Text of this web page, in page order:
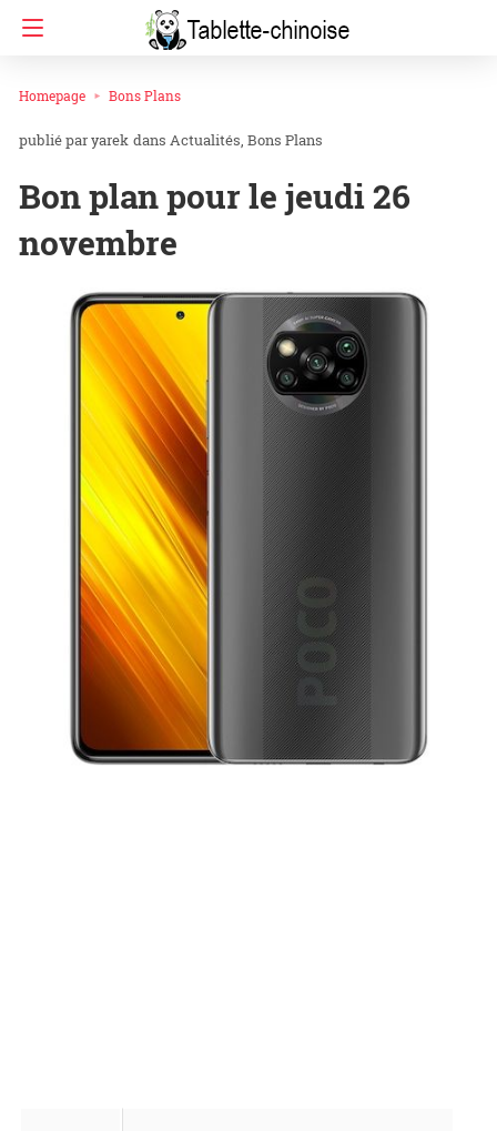
Homepage Bons Plans
yarek dans Actualités Bons Plans
Bon plan pour le jeudi 26
novembre